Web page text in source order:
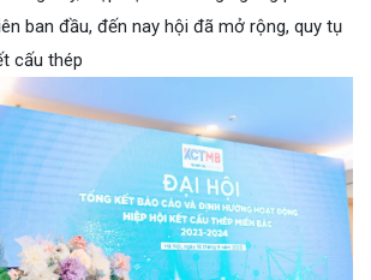
ban đầu, đến nay hội đã mở rộng, quy tụ
cấu thép